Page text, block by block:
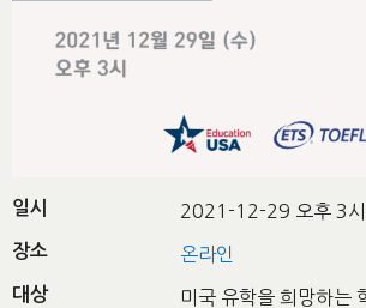
일시 2021-12-29 오후 3시
장소 온라인
대상
미국 유학을 희망하는